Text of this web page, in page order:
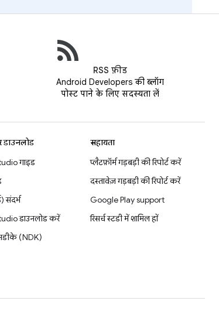
RSS फ़ीड
Android Developers की ब्लॉग
पोस्ट पाने के लिए सदस्यता लें
गाइड
संदर्भ
डाउनलोड करें
(NDK)
सहायता
प्लैटफ़ॉर्म गड़बड़ी की रिपोर्ट करें
दस्तावेज़ गड़बड़ी की रिपोर्ट करें
Google Play support
रिसर्च स्टडी में शामिल हों